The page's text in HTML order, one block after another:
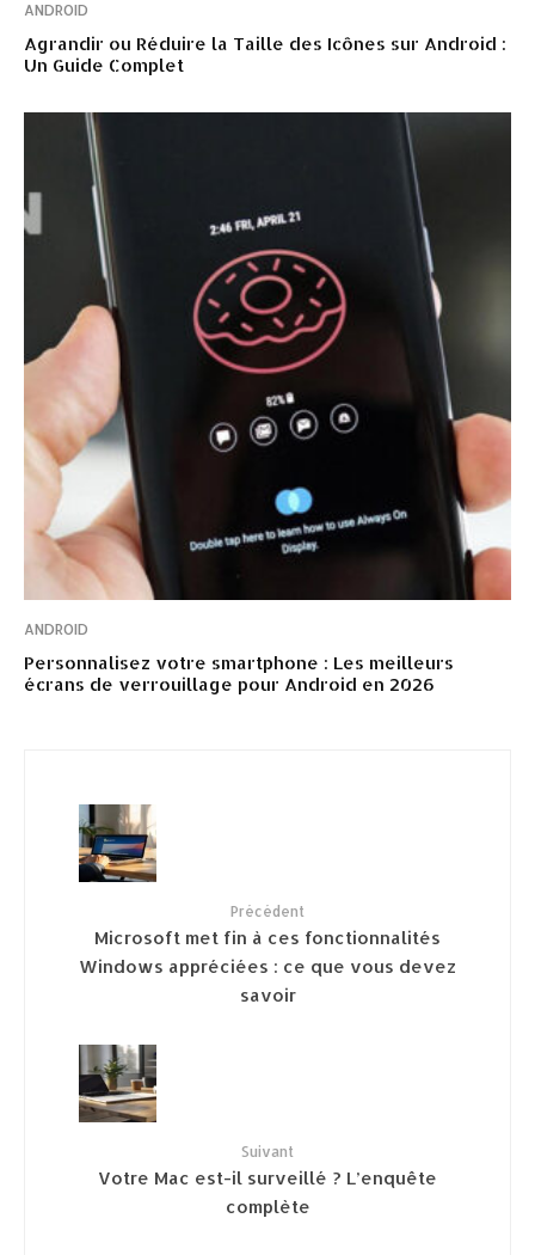
ANDROID
Agrandir ou Réduire la Taille des Icônes sur Android :
Un Guide Complet
ANDROID
Personnalisez votre smartphone : Les meilleurs
écrans de verrouillage pour Android en 2026
Précédent
Microsoft met fin à ces fonctionnalités
Windows appréciées : ce que vous devez
savoir
Suivant
Votre Mac est-il surveillé ? L’enquête
complète